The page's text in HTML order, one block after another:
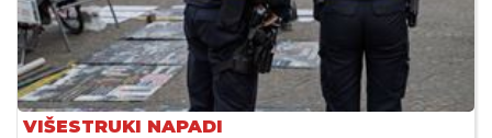
VIŠESTRUKI NAPADI